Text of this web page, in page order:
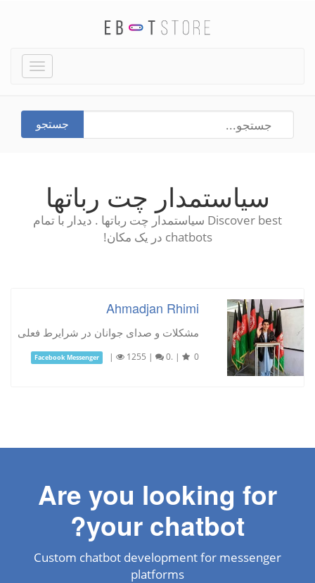
Toggle
جستجو
سیاستمدار چت رباتها
Discover best سیاستمدار چت رباتها . دیدار با تمام
chatbots در یک مکان!
Ahmadjan Rhimi
مشکلات و صدای جوانان در شرایرط فعلی
Facebook Messenger | 1255 | 0. | 0
Are you looking for
your chatbot?
Custom chatbot development for messenger
platforms